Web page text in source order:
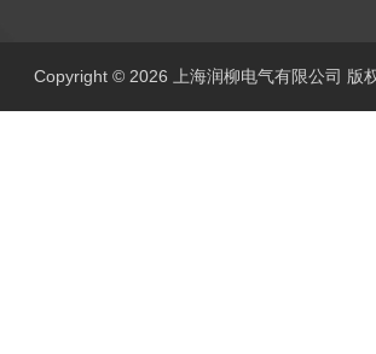
Copyright © 2026 上海润柳电气有限公司 版